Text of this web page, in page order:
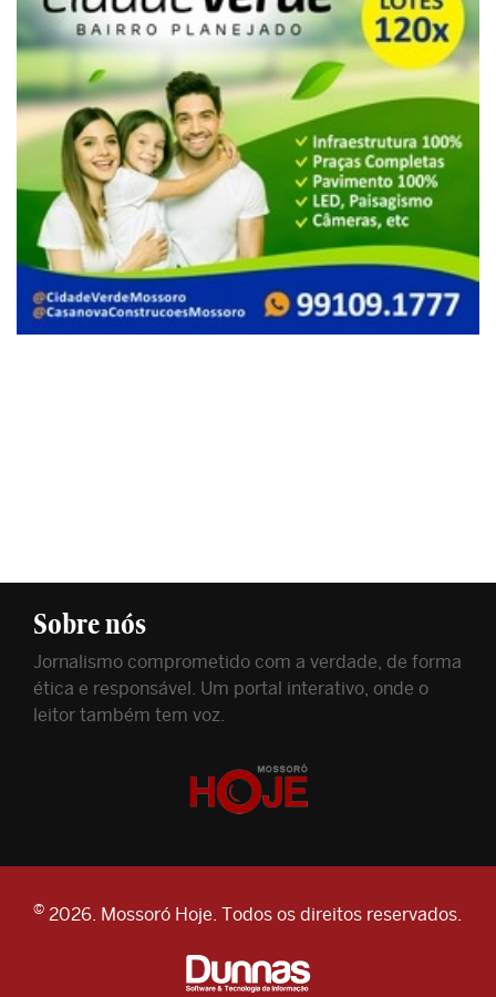
Sobre nós
Jornalismo comprometido com a verdade, de forma
ética e responsável. Um portal interativo, onde o
leitor também tem voz.
© 2026. Mossoró Hoje. Todos os direitos reservados.